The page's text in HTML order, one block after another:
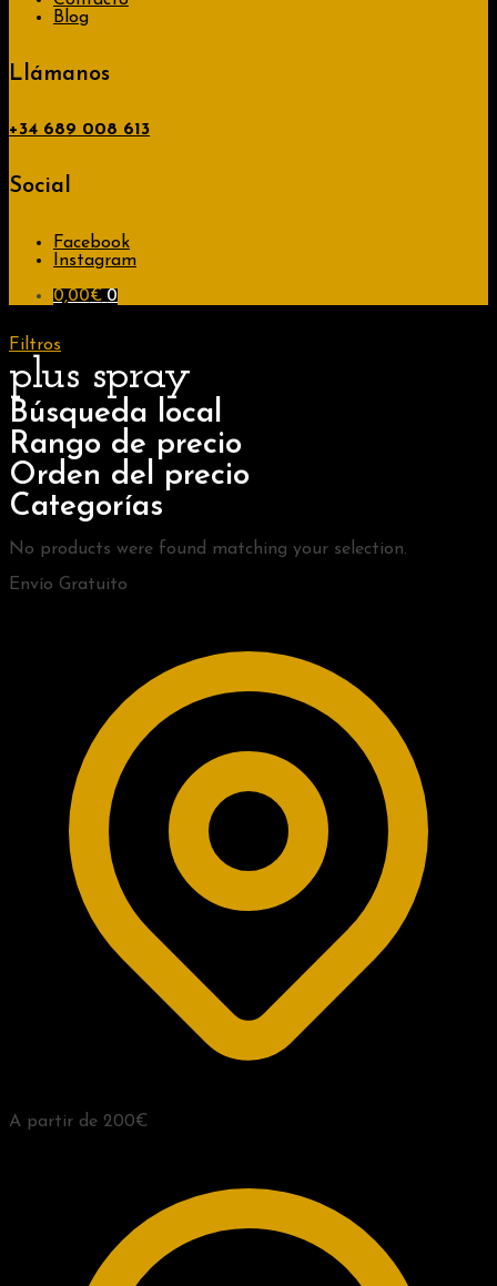
Blog
Llámanos
+34 689 008 613
Social
Facebook
Instagram
0,00€ 0
Filtros
plus spray
Búsqueda local
Rango de precio
Orden del precio
Categorías
No products were found matching your selection.
Envío Gratuito
A partir de 200€